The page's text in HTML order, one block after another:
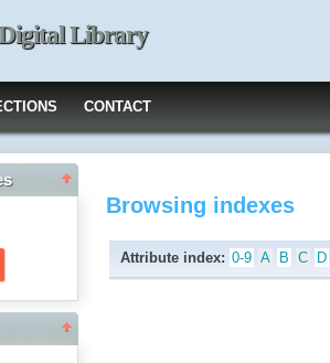
Library
CONTACT
Browsing indexes
Attribute index: 0-9 A B C D